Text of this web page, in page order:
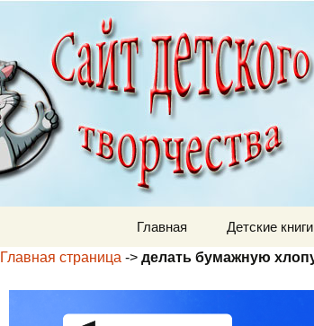
Главная Детские книги
Главная страница -> делать бумажную